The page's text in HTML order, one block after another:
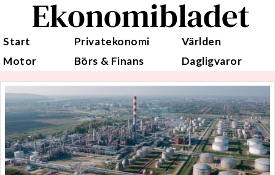
Ekonomibladet
Start Privatekonomi
Världen
Motor
Börs & Finans Dagligvaror